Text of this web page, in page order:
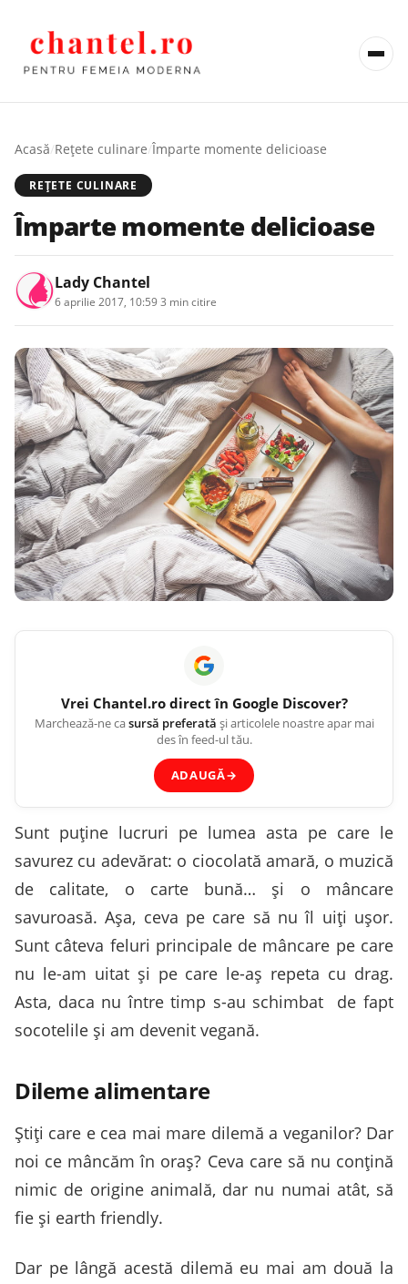
Acasă/Rețete culinare/Împarte momente delicioase
REȚETE CULINARE
Împarte momente delicioase
Lady Chantel
6 aprilie 2017, 10:593 min citire
Vrei Chantel.rodirect în Google Discover?
Marchează-ne casursă preferată și articolele noastre apar mai
des în feed-ul tău.
ADAUGĂ→
Sunt puţine lucruri pe lumea asta pe care le
savurez cu adevărat: o ciocolată amară, o muzică
de calitate, o carte bună… şi o mâncare
savuroasă. Aşa, ceva pe care să nu îl uiţi uşor.
Sunt câteva feluri principale de mâncare pe care
nu le-am uitat şi pe care le-aş repeta cu drag.
Asta, daca nu între timp s-au schimbat de fapt
socotelile şi am devenit vegană.
Dileme alimentare
Ştiţi care e cea mai mare dilemă a veganilor? Dar
noi ce mâncăm în oraş? Ceva care să nu conţină
nimic de origine animală, dar nu numai atât, să
fie şi earth friendly.
Dar pe lângă acestă dilemă eu mai am două la